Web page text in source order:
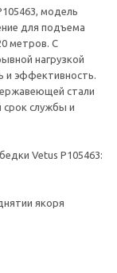
модель
для подъема
метров. С
нагрузкой
и эффективность.
стали
срок службы и
Vetus P105463:
якоря